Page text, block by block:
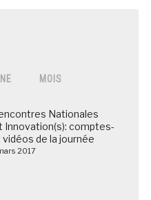
MOIS
Nationales
Innovation(s): comptes-
de la journée
2017